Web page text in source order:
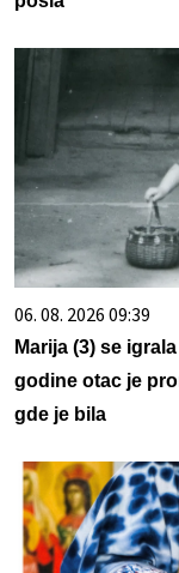
06. 08. 2026 09:39
Marija (3) se
godine otac je
gde je bila